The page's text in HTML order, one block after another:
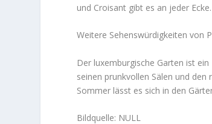
und Croisant gibt es an jeder
Weitere Sehenswürdigkeiten von
Der luxemburgische Garten ist
seinen prunkvollen Sälen und
Sommer lässt es sich in den
Bildquelle: NULL